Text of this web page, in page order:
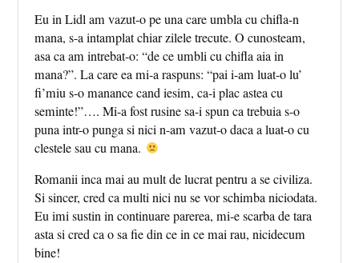
Eu in Lidl am vazut-o pe una care umbla cu chifla-n
mana, s-a intamplat chiar zilele trecute. O cunosteam,
asa ca am intrebat-o: “de ce umbli cu chifla aia in
mana?”. La care ea mi-a raspuns: “pai i-am luat-o lu’
fi’miu s-o manance cand iesim, ca-i plac astea cu
seminte!”…. Mi-a fost rusine sa-i spun ca trebuia s-o
puna intr-o punga si nici n-am vazut-o daca a luat-o cu
clestele sau cu mana.
Romanii inca mai au mult de lucrat pentru a se civiliza.
Si sincer, cred ca multi nici nu se vor schimba niciodata.
Eu imi sustin in continuare parerea, mi-e scarba de tara
asta si cred ca o sa fie din ce in ce mai rau, nicidecum
bine!